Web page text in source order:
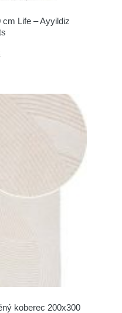
Life – Ayyildiz
koberec 200x300